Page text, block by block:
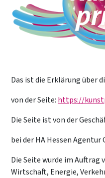
Das ist die Erklärung über
von der Seite: https://
Die Seite ist von der
bei der HA Hessen Agentur
Die Seite wurde im
Wirtschaft, Energie,